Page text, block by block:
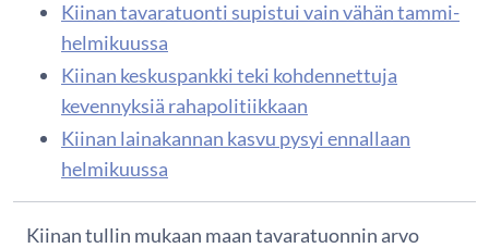
Kiinan tavaratuonti supistui vain vähän tammi-
helmikuussa
Kiinan keskuspankki teki kohdennettuja
kevennyksiä rahapolitiikkaan
Kiinan lainakannan kasvu pysyi ennallaan
helmikuussa
Kiinan tullin mukaan maan tavaratuonnin arvo